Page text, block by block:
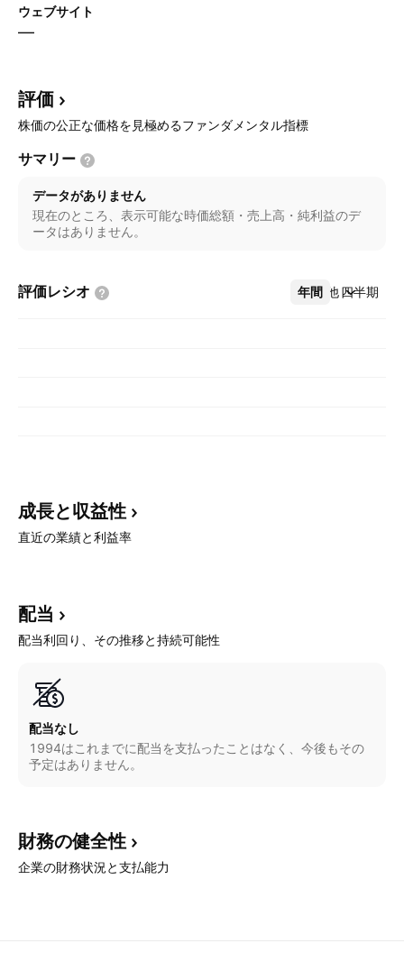
ウェブサイト
—
評価
株価の公正な価格を見極めるファンダメンタル指標
サマリー
データがありません
現在のところ、表示可能な時価総額・売上高・純利益のデ
ータはありません。
評価レシオ 年間 四半期
その他
成長と収益性
直近の業績と利益率
配当
配当利回り、その推移と持続可能性
配当なし
1994はこれまでに配当を支払ったことはなく、今後もその
予定はありません。
財務の健全性
企業の財務状況と支払能力